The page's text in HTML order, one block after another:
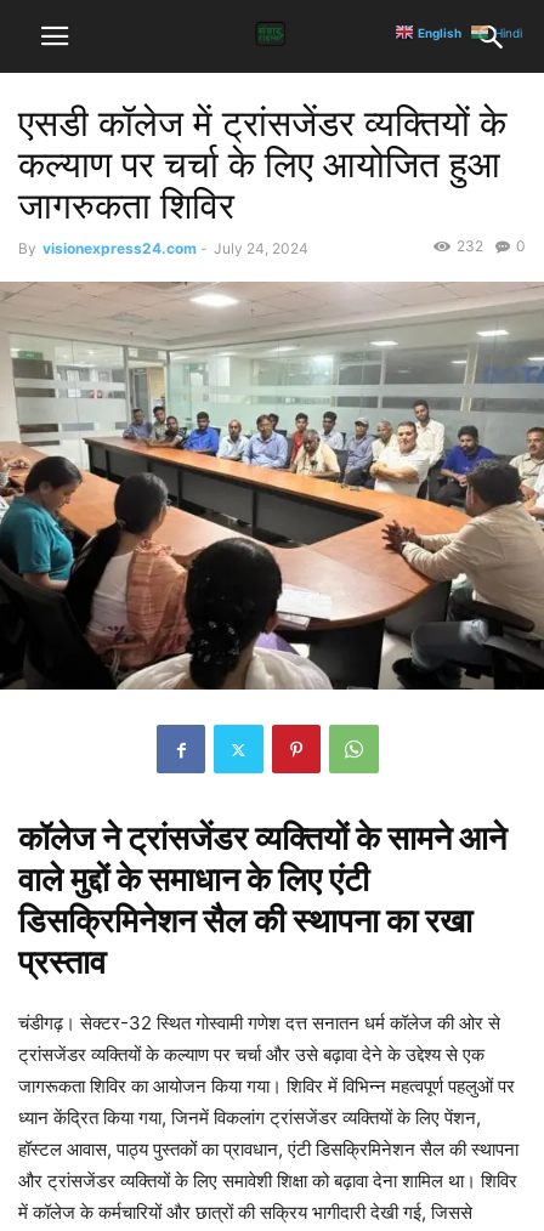
एसडी कॉलेज में ट्रांसजेंडर व्यक्तियों के
कल्याण पर चर्चा के लिए आयोजित हुआ
जागरुकता शिविर
By visionexpress24.com - July 24, 2024 0
232
कॉलेज ने ट्रांसजेंडर व्यक्तियों के सामने आने
वाले मुद्दों के समाधान के लिए एंटी
डिसक्रिमिनेशन सैल की स्थापना का रखा
प्रस्ताव
चंडीगढ़। सेक्टर-32 स्थित गोस्वामी गणेश दत्त सनातन धर्म कॉलेज की ओर से
ट्रांसजेंडर व्यक्तियों के कल्याण पर चर्चा और उसे बढ़ावा देने के उद्देश्य से एक
जागरूकता शिविर का आयोजन किया गया। शिविर में विभिन्न महत्वपूर्ण पहलुओं पर
ध्यान केंद्रित किया गया, जिनमें विकलांग ट्रांसजेंडर व्यक्तियों के लिए पेंशन,
हॉस्टल आवास, पाठ्य पुस्तकों का प्रावधान, एंटी डिसक्रिमिनेशन सैल की स्थापना
और ट्रांसजेंडर व्यक्तियों के लिए समावेशी शिक्षा को बढ़ावा देना शामिल था। शिविर
में कॉलेज के कर्मचारियों और छात्रों की सक्रिय भागीदारी देखी गई, जिससे
English Hindi